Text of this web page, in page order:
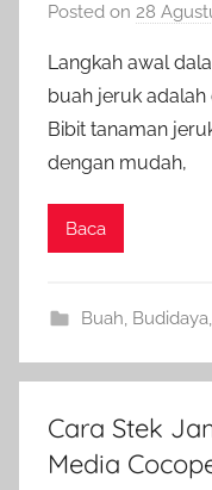
Posted on 28
Langkah awal
buah jeruk
Bibit tanaman
dengan mudah,
Baca
Buah, Budidaya,
Cara Stek
Media